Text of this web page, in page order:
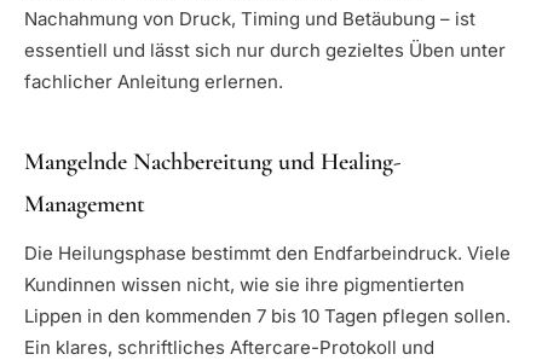
Nachahmung von Druck, Timing und Betäubung – ist
essentiell und lässt sich nur durch gezieltes Üben unter
fachlicher Anleitung erlernen.
Mangelnde Nachbereitung und Healing-
Management
Die Heilungsphase bestimmt den Endfarbeindruck. Viele
Kundinnen wissen nicht, wie sie ihre pigmentierten
Lippen in den kommenden 7 bis 10 Tagen pflegen sollen.
Ein klares, schriftliches Aftercare-Protokoll und